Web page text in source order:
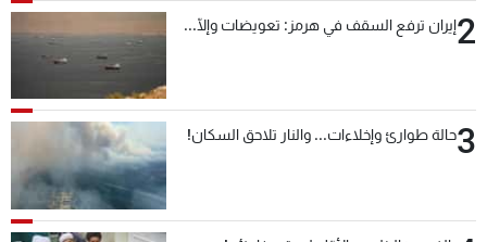
2إيران ترفع السقف في هرمز: تعويضات وإلّا...
3حالة طوارئ وإخلاءات... والنار تلاحق السكان!